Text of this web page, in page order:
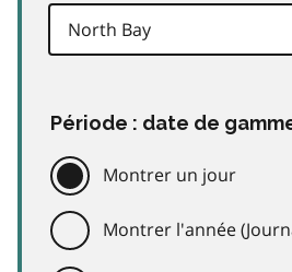
Période : date de
Montrer un jour
Montrer l'année